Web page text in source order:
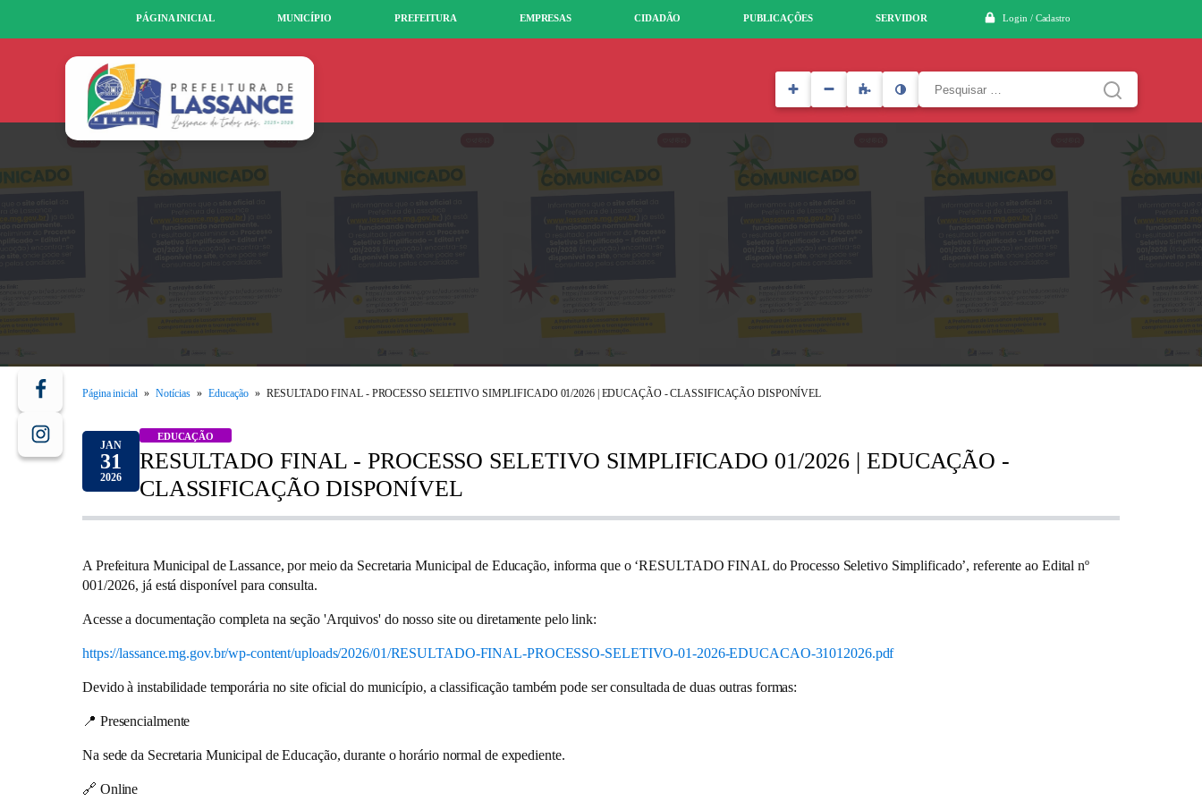
PÁGINA INICIAL MUNICÍPIO PREFEITURA EMPRESAS CIDADÃO PUBLICAÇÕES SERVIDOR Login / Cadastro
Pesquisar
Página inicial » Notícias » Educação » RESULTADO FINAL - PROCESSO SELETIVO SIMPLIFICADO 01/2026 | EDUCAÇÃO - CLASSIFICAÇÃO DISPONÍVEL
JAN
31
2026
EDUCAÇÃO
RESULTADO FINAL - PROCESSO SELETIVO SIMPLIFICADO 01/2026 | EDUCAÇÃO -
CLASSIFICAÇÃO DISPONÍVEL
A Prefeitura Municipal de Lassance, por meio da Secretaria Municipal de Educação, informa que o ‘RESULTADO FINAL do Processo Seletivo Simplificado’, referente ao Edital nº
001/2026, já está disponível para consulta.
Acesse a documentação completa na seção 'Arquivos' do nosso site ou diretamente pelo link:
https://lassance.mg.gov.br/wp-content/uploads/2026/01/RESULTADO-FINAL-PROCESSO-SELETIVO-01-2026-EDUCACAO-31012026.pdf
Devido à instabilidade temporária no site oficial do município, a classificação também pode ser consultada de duas outras formas:
📍 Presencialmente
Na sede da Secretaria Municipal de Educação, durante o horário normal de expediente.
🔗 Online